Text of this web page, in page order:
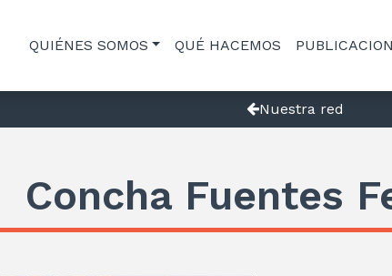
QUIÉNES SOMOS QUÉ HACEMOS
Nuestra red
Concha Fuentes